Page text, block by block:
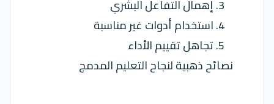
3. إهمال التفاعل البشري
4. استخدام أدوات غير مناسبة
5. تجاهل تقييم الأداء
نصائح ذهبية لنجاح التعليم المدمج